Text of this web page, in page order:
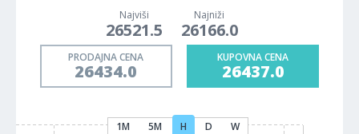
Najviši
26521.5
Najniži
26166.0
PRODAJNA CENA
26434.0
KUPOVNA CENA
26437.0
1M 5M H D W